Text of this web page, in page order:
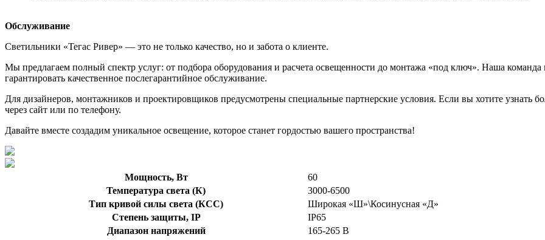
Обслуживание
Светильники «Тегас Ривер» — это не только качество, но и забота о клиенте.
Мы предлагаем полный спектр услуг: от подбора оборудования и расчета освещенности до монтажа «под ключ». Наша команда
гарантировать качественное послегарантийное обслуживание.
Для дизайнеров, монтажников и проектировщиков предусмотрены специальные партнерские условия. Если вы хотите узнать
через сайт или по телефону.
Давайте вместе создадим уникальное освещение, которое станет гордостью вашего пространства!
Мощность, Вт
60
Температура света (К)
3000-6500
Тип кривой силы света (КСС)
Широкая «Ш»\Косинусная «Д»
Степень защиты, IP
IP65
Диапазон напряжений
165-265 В